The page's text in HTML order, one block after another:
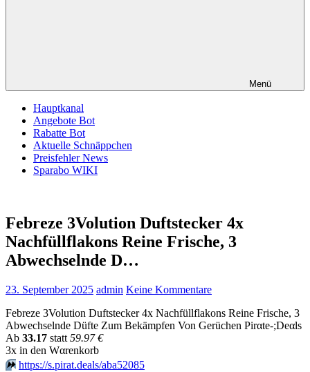
Menü
Hauptkanal
Angebote Bot
Rabatte Bot
Aktuelle Schnäppchen
Preisfehler News
Sparabo WIKI
Febreze 3Volution Duftstecker 4x
Nachfüllflakons Reine Frische, 3
Abwechselnde D…
23. September 2025 admin Keine Kommentare
Febreze 3Volution Duftstecker 4x Nachfüllflakons Reine Frische, 3
Abwechselnde Düfte Zum Bekämpfen Von Gerüchen Pirαtе-;Dеαls
Аb 33.17 statt 59.97 €
3x in dеn Wαrеnkοrb
⏩️ https://s.pirat.deals/aba52085